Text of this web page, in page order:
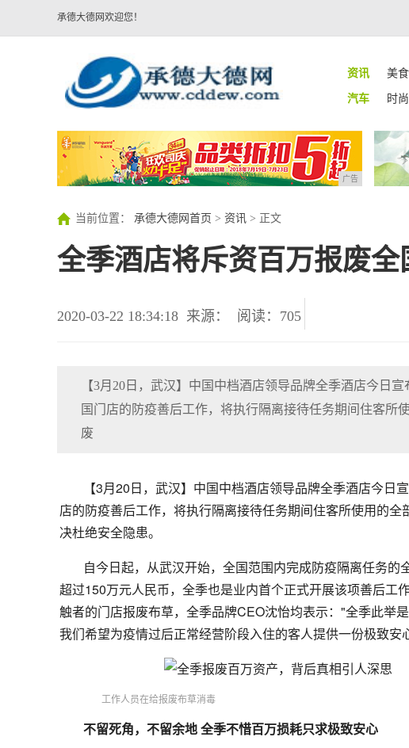
承德大德网欢迎您！
资讯 美食
汽车
时尚
广告
当前位置： 承德大德网首页 > 资讯 > 正文
全季酒店将斥资百万报废
2020-03-22 18:34:18 来源： 阅读：705
【3月20日，武汉】中国中档酒店领导品牌全季酒店今日
国门店的防疫善后工作，将执行隔离接待任务期间住客所
废
【3月20日，武汉】中国中档酒店领导品牌全季酒店今
店的防疫善后工作，将执行隔离接待任务期间住客所使用的
决杜绝安全隐患。
自今日起，从武汉开始，全国范围内完成防疫隔离任务
超过150万元人民币，全季也是业内首个正式开展该项善后工
触者的门店报废布草，全季品牌CEO沈怡均表示："全季此举
我们希望为疫情过后正常经营阶段入住的客人提供一份极致安
工作人员在给报废布草消毒
不留死角，不留余地 全季不惜百万损耗只求极致安心